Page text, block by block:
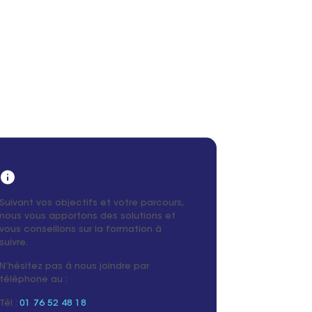
Suivant vos objectifs et votre parcours,
nous vous apportons des solutions et
vous conseillons sur la formation à
suivre.
N’hésitez pas à nous joindre par
téléphone au :
Tél :01 76 52 48 18